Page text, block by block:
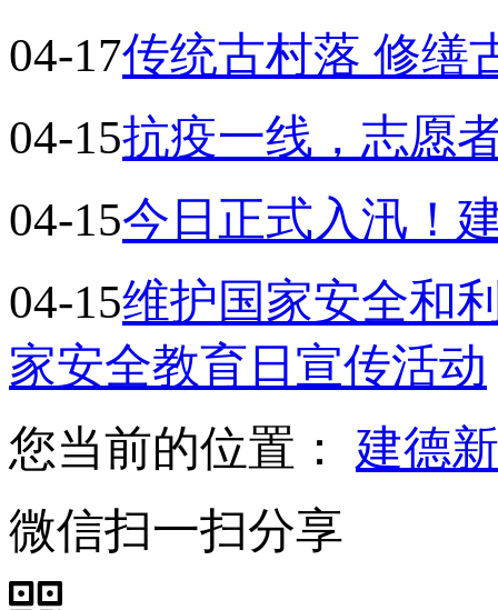
04-17传统古村落 修缮
04-15抗疫一线，志愿
04-15今日正式入汛！
04-15维护国家安全和
家安全教育日宣传活动
您当前的位置： 建德
微信扫一扫分享